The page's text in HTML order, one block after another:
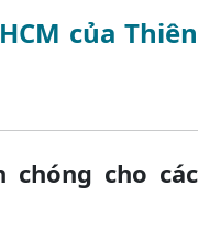
của Thiên
cho các